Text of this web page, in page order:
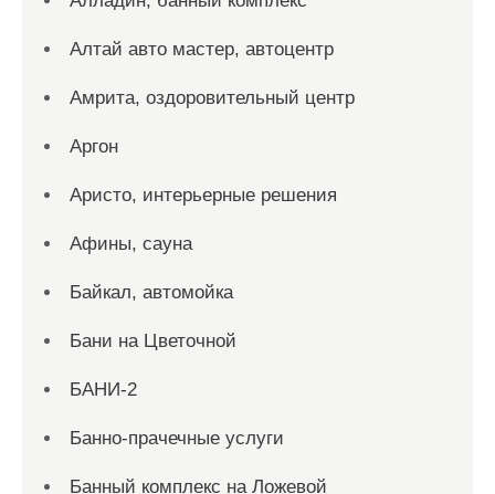
Алтай авто мастер, автоцентр
Амрита, оздоровительный центр
Аргон
Аристо, интерьерные решения
Афины, сауна
Байкал, автомойка
Бани на Цветочной
БАНИ-2
Банно-прачечные услуги
Банный комплекс на Ложевой